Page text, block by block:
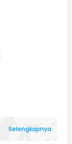
Selengkapnya